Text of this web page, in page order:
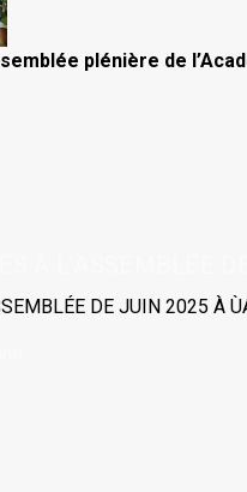
plénière de l’
DE JUIN 2025 À